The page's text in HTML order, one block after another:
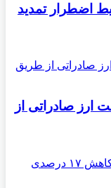
اضطرار تمدید
صادراتی از